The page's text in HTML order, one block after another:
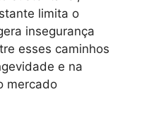
limita o
insegurança
esses caminhos
e na
mercado